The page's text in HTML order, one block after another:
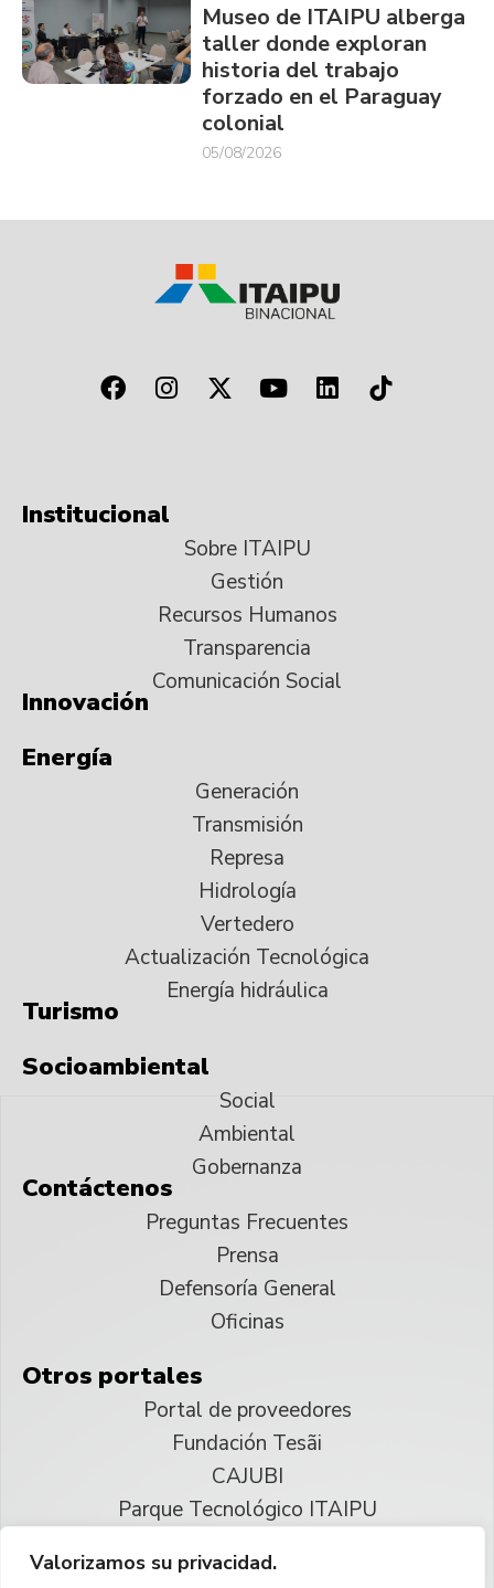
Valorizamos su privacidad.
Museo de ITAIPU alberga
taller donde exploran
historia del trabajo
forzado en el Paraguay
colonial
05/08/2026
Institucional
Sobre ITAIPU
Gestión
Recursos Humanos
Transparencia
Comunicación Social
Innovación
Energía
Generación
Transmisión
Represa
Hidrología
Vertedero
Actualización Tecnológica
Energía hidráulica
Turismo
Socioambiental
Social
Ambiental
Gobernanza
Contáctenos
Preguntas Frecuentes
Prensa
Defensoría General
Oficinas
Otros portales
Portal de proveedores
Fundación Tesãi
CAJUBI
Parque Tecnológico ITAIPU